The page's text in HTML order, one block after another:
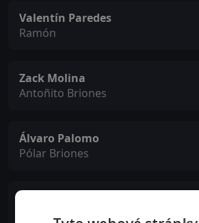
Valentín Paredes
Ramón
Zack Molina
Antoñito Briones
Álvaro Palomo
Pólar Briones